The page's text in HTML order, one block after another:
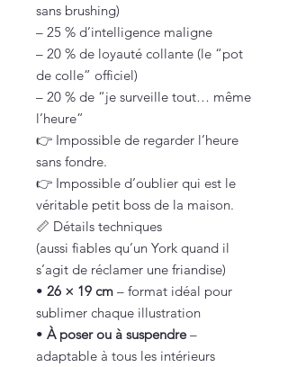
sans brushing)
– 25 % d’intelligence maligne
– 20 % de loyauté collante (le “pot
de colle” officiel)
– 20 % de “je surveille tout… même
l’heure”
👉 Impossible de regarder l’heure
sans fondre.
👉 Impossible d’oublier qui est le
véritable petit boss de la maison.
📏 Détails techniques
(aussi fiables qu’un York quand il
s’agit de réclamer une friandise)
• 26 × 19 cm – format idéal pour
sublimer chaque illustration
• À poser ou à suspendre–
adaptable à tous les intérieurs